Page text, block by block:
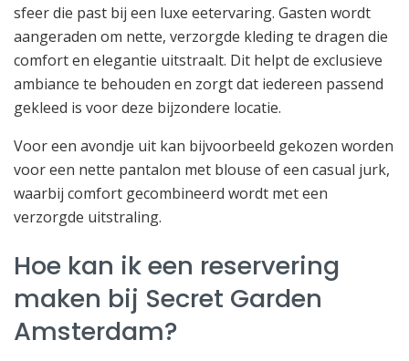
sfeer die past bij een luxe eetervaring. Gasten wordt
aangeraden om nette, verzorgde kleding te dragen die
comfort en elegantie uitstraalt. Dit helpt de exclusieve
ambiance te behouden en zorgt dat iedereen passend
gekleed is voor deze bijzondere locatie.
Voor een avondje uit kan bijvoorbeeld gekozen worden
voor een nette pantalon met blouse of een casual jurk,
waarbij comfort gecombineerd wordt met een
verzorgde uitstraling.
Hoe kan ik een reservering
maken bij Secret Garden
Amsterdam?